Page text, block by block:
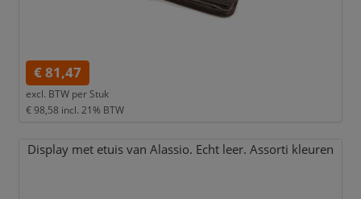
€ 81,47
excl. BTW per Stuk
€ 98,58 incl. 21% BTW
Display met etuis van Alassio. Echt leer. Assorti kleuren